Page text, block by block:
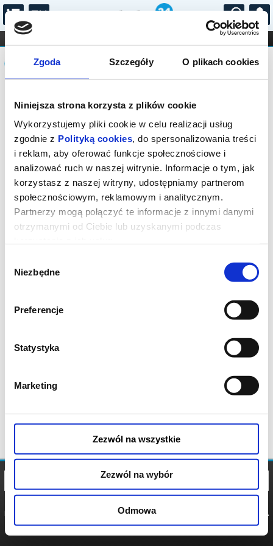
Zgoda Szczegóły O plikach cookies
Niniejsza strona korzysta z plików cookie
Wykorzystujemy pliki cookie w celu realizacji usług
zgodnie z Polityką cookies, do spersonalizowania treści
i reklam, aby oferować funkcje społecznościowe i
analizować ruch w naszej witrynie. Informacje o tym, jak
korzystasz z naszej witryny, udostępniamy partnerom
społecznościowym, reklamowym i analitycznym.
Partnerzy mogą połączyć te informacje z innymi danymi
otrzymanymi od Ciebie lub uzyskanymi podczas
zgody
Niezbędne
Preferencje
Statystyka
Marketing
Zezwól na wszystkie
Zezwól na wybór
Odmowa
...
FILHARMONIA OPERA I BALET
STAND-UP
DLA DZIECI
Komunikat
Sprzedaż biletów on-line na wydarzenie
została zakończona.
POLITYKA
POLITYKA